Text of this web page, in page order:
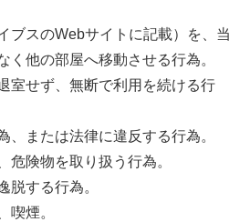
ブスのWebサイトに記載）を、当
く他の部屋へ移動させる行為。
室せず、無断で利用を続ける行
、または法律に違反する行為。
危険物を取り扱う行為。
脱する行為。
喫煙。